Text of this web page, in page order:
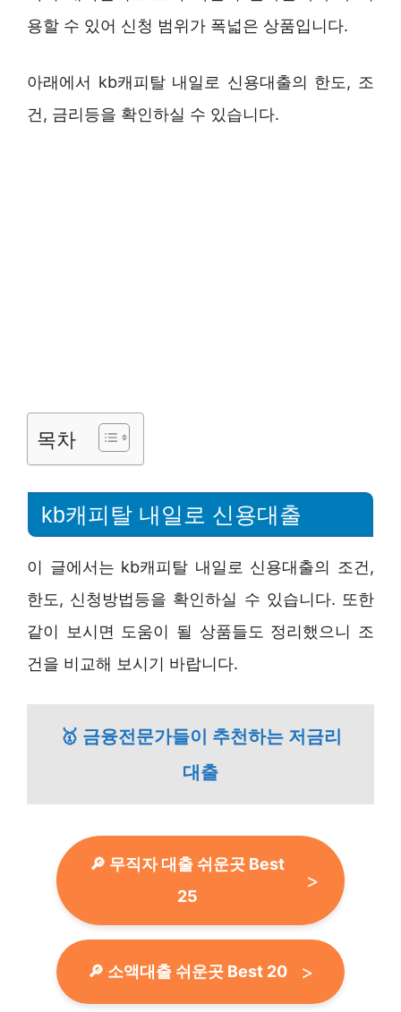
용할 수 있어 신청 범위가 폭넓은 상품입니다.
아래에서 kb캐피탈 내일로 신용대출의 한도, 조
건, 금리등을 확인하실 수 있습니다.
목차
kb캐피탈 내일로 신용대출
이 글에서는 kb캐피탈 내일로 신용대출의 조건,
한도, 신청방법등을 확인하실 수 있습니다. 또한
같이 보시면 도움이 될 상품들도 정리했으니 조
건을 비교해 보시기 바랍니다.
🥇 금융전문가들이 추천하는 저금리
대출
🔎 무직자 대출 쉬운곳 Best
25
🔎 소액대출 쉬운곳 Best 20